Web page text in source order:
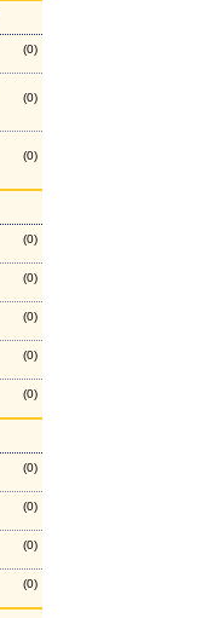
(0)
(0)
(0)
(0)
(0)
(0)
(0)
(0)
(0)
(0)
(0)
(0)